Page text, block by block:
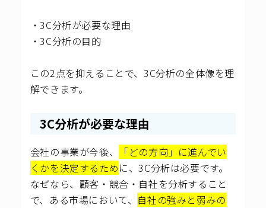
・3C分析が必要な理由
・3C分析の目的
この2点を抑えることで、3C分析の全体像を理
解できます。
3C分析が必要な理由
会社の事業が今後、
「どの方向」に進んでい
くかを決定するために、3C分析は必要です。
なぜなら、顧客・競合・自社を分析すること
で、ある市場において、 自社の強みと弱みの